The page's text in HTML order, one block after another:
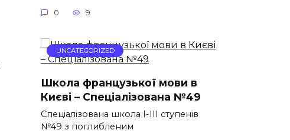
0 9
UNCATEGORIZED
Школа французької мови в
Києві – Спеціалізована №49
Спеціалізована школа І-ІІІ ступенів
№49 з поглибленим